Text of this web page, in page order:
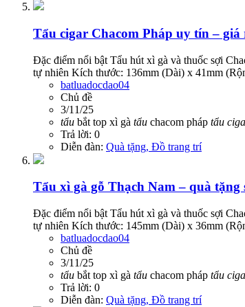
Tẩu cigar Chacom Pháp uy tín – giá
Đặc điểm nổi bật Tẩu hút xì gà và thuốc sợi
tự nhiên Kích thước: 136mm (Dài) x 41mm
batluadocdao04
Chủ đề
3/11/25
tẩu bắt top xì gà tẩu chacom pháp tẩu
Trả lời: 0
Diễn đàn: Quà tặng, Đồ trang trí
Tẩu xì gà gỗ Thạch Nam – quà tặng
Đặc điểm nổi bật Tẩu hút xì gà và thuốc sợi
tự nhiên Kích thước: 145mm (Dài) x 36mm
batluadocdao04
Chủ đề
3/11/25
tẩu bắt top xì gà tẩu chacom pháp tẩu
Trả lời: 0
Diễn đàn: Quà tặng, Đồ trang trí